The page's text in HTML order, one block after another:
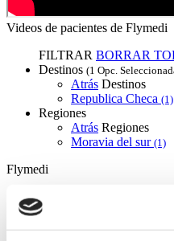
Videos de pacientes de Flymedi
FILTRAR BORRAR
Destinos (1 Opc.
Atrás Destinos
Republica Checa (1)
Regiones
Atrás Regiones
Moravia del sur (1)
Flymedi
TÜRSAB – Las
gestionadas por MIRAC